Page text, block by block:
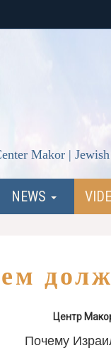
Makor |
NEWS
Центр
Почему